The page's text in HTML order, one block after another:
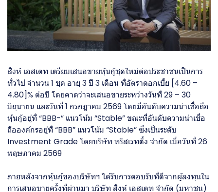
สิงห์ เอสเตท เตรียมเสนอขายหุ้นกู้ชุดใหม่ต่อประชาชนเป็นการ
ทั่วไป จำนวน 1 ชุด อายุ 3 ปี 3 เดือน ที่อัตราดอกเบี้ย [4.60 –
4.80]% ต่อปี โดยคาดว่าจะเสนอขายระหว่างวันที่ 29 – 30
มิถุนายน และวันที่ 1 กรกฎาคม 2569 โดยมีอันดับความน่าเชื่อถือ
หุ้นกู้อยู่ที่ “BBB-” แนวโน้ม “Stable” ขณะที่อันดับความน่าเชื่อ
ถือองค์กรอยู่ที่ “BBB” แนวโน้ม “Stable” ซึ่งเป็นระดับ
Investment Grade โดยบริษัท ทริสเรทติ้ง จำกัด เมื่อวันที่ 26
พฤษภาคม 2569
ภายหลังจากหุ้นกู้ของบริษัทฯ ได้รับการตอบรับที่ดีจากผู้ลงทุนใน
การเสนอขายครั้งที่ผ่านมา บริษัท สิงห์ เอสเตท จำกัด (มหาชน)